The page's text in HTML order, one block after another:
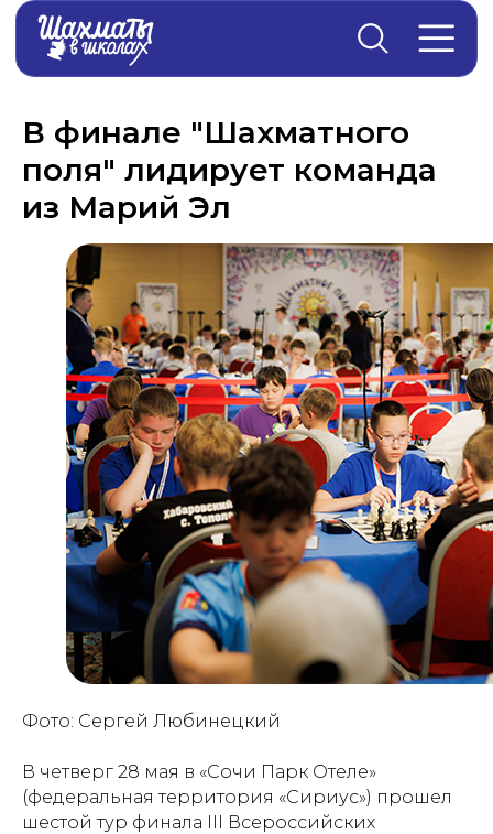
В финале "Шахматного
поля" лидирует команда
из Марий Эл
Фото: Сергей Любинецкий
В четверг 28 мая в «Сочи Парк Отеле»
(федеральная территория «Сириус») прошел
шестой тур финала III Всероссийских